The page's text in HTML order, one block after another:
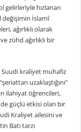
gelirleriyle hızlanan
İslamî
ağırlıklı olarak
zühd ağırlıklı bir
kraliyet muhafız
uzaklaştığını”
ilahiyat öğrencileri,
güçlü etkisi olan bir
Kraliyet ailesini ve
Batı tarzı